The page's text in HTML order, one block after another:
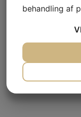
behandling af